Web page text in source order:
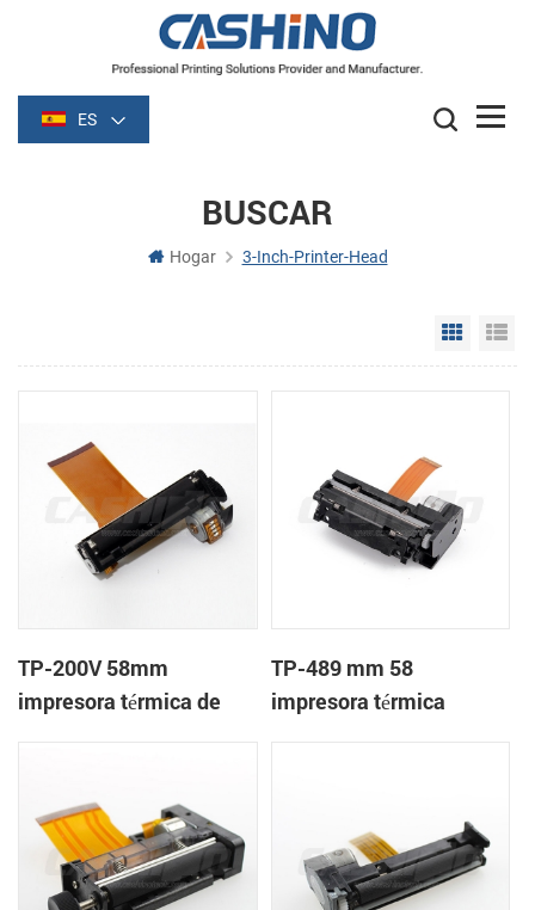
ES
BUSCAR
Hogar 3-Inch-Printer-Head
Grid
TP-200V 58mm
impresora térmica de
TP-489 mm 58
impresora térmica